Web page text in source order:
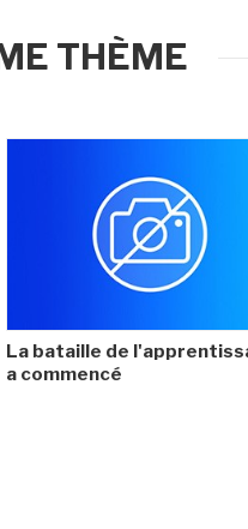
THÈME
La bataille de
a commencé